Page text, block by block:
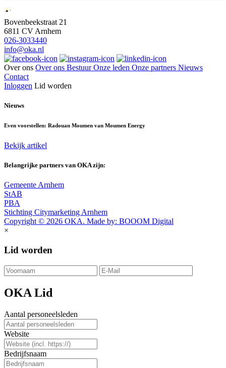
Bovenbeekstraat 21
6811 CV Arnhem
026-3033440
info@oka.nl
Over ons Over ons BestuurOnze leden Onze partners Nieuws
Contact
Inloggen Lid worden
Nieuws
Even voorstellen: Radouan Moumen van Moumen Energy
Bekijk artikel
Belangrijke partners van OKA zijn:
Gemeente Arnhem
StAB
PBA
Stichting Citymarketing Arnhem
Copyright © 2026 OKA. Made by: BOOOM Digital
×
Lid worden
OKA Lid
Aantal personeelsleden
Website
Bedrijfsnaam